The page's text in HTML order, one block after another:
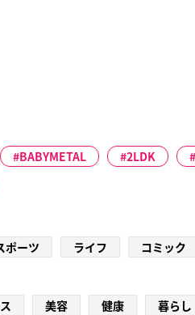
BABYMETAL 2LDK
ポーツ ライフ コミック
美容 健康 暮らし